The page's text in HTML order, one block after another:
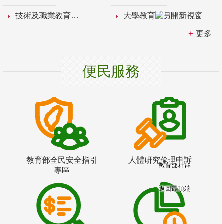
技術及職業教育 大學教育
更多
便民服務
教育部全民安全指引
專區
人體研究倫理申訴
教育部社群
返回最頂端